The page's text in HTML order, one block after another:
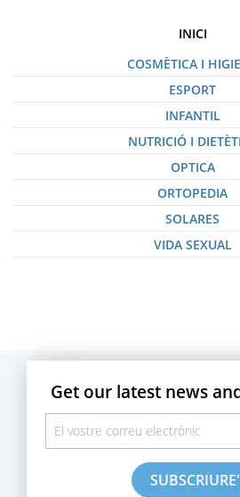
INICI
COSMÈTICA I
ESPORT
INFANTIL
NUTRICIÓ I
OPTICA
ORTOPEDIA
SOLARES
VIDA SEXUAL
Get our latest news